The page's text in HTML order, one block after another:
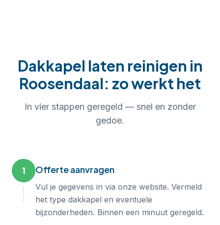
Dakkapel laten reinigen in
Roosendaal: zo werkt het
In vierstappen geregeld — snel en zonder
gedoe.
1 Offerte aanvragen
Vul je gegevens in via onze website. Vermeld
het type dakkapel en eventuele
bijzonderheden. Binnen een minuut geregeld.